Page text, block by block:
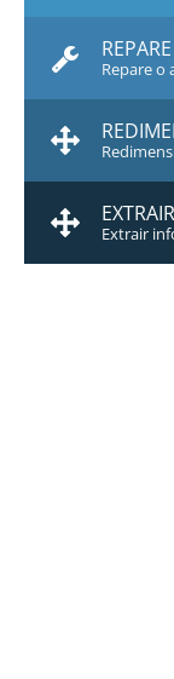
REPARE
Repare o
EXTRAIR
Extrair